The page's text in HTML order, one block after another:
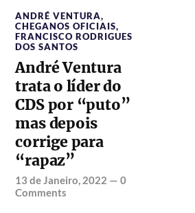
ANDRÉ VENTURA,
CHEGANOS OFICIAIS,
FRANCISCO RODRIGUES
DOS SANTOS
André Ventura
trata o líder do
CDS por “puto”
mas depois
corrige para
“rapaz”
13 de Janeiro, 2022 —0
Comments